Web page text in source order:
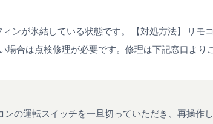
ンが氷結している状態です。 【対処方法】 リモ
合は点検修理が必要です。修理は下記窓口より
の運転スイッチを一旦切っていただき、再操作